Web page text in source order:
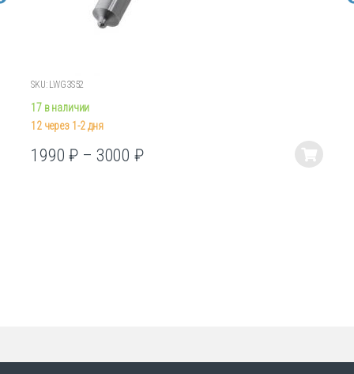
SKU: LWG3S52
17 в наличии
12 через 1-2 дня
1990₽ – 3000₽
Этот